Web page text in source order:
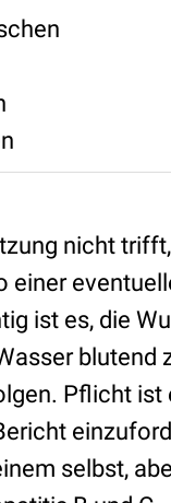
nicht trifft,
einer
ist es, die
blutend
Pflicht ist
selbst,